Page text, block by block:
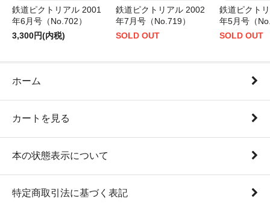
鉄道ピクトリアル 2001
年6月号（No.702）
3,300円(内税)
鉄道ピクトリアル 2002
年7月号（No.719）
SOLD OUT
鉄道ピクト
年5月号（
SOLD OUT
ホーム
カートを見る
本の状態表示について
特定商取引法に基づく表記